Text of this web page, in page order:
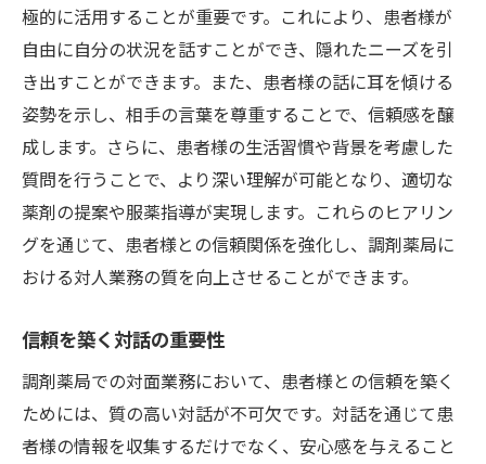
患者様の意見を尊重するオープンな姿勢
信頼を築くための日々のコミュニケーショ
ン
トラブルを未然に防ぐ信頼の構築ステップ
信頼関係を維持するための継続的なサポー
ト方法
調剤薬局における患者との信頼関係成功事例集
地域密着型薬局の信頼構築事例
成功事例に学ぶ信頼関係構築のエッセンス
長期的信頼を築いた薬局実践例
患者満足度を向上させた事例分析
信頼される薬局に共通するポイント
極的に活用することが重要です。これにより、患者様が
自由に自分の状況を話すことができ、隠れたニーズを引
き出すことができます。また、患者様の話に耳を傾ける
姿勢を示し、相手の言葉を尊重することで、信頼感を醸
成します。さらに、患者様の生活習慣や背景を考慮した
質問を行うことで、より深い理解が可能となり、適切な
薬剤の提案や服薬指導が実現します。これらのヒアリン
グを通じて、患者様との信頼関係を強化し、調剤薬局に
おける対人業務の質を向上させることができます。
信頼を築く対話の重要性
調剤薬局での対面業務において、患者様との信頼を築く
ためには、質の高い対話が不可欠です。対話を通じて患
者様の情報を収集するだけでなく、安心感を与えること